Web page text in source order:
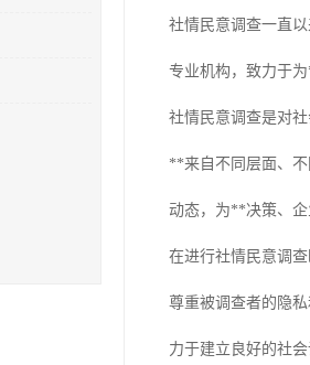
社情民意调查一直
专业机构，致力于
社情民意调查是对
**来自不同层面、
动态，为**决策、企
在进行社情民意调
尊重被调查者的隐
力于建立良好的社